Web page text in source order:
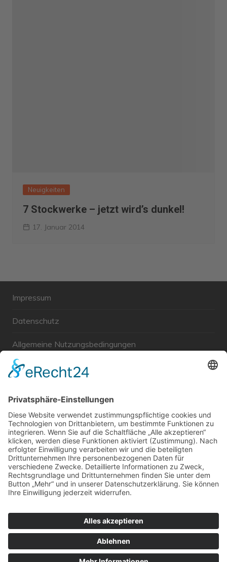
Neuigkeiten
7 Stockwerke – jetzt wird’s dunkel!
17. Januar 2014
Impressum
Datenschutz
Allgemeine Nutzungsbedingungen
Links
Unabhängige WählerGemeinschaft Gröbenzell
Wir sind ein Querschnitt der Gesellschaft bezüglich des
Alters, der Berufe, Herkunft, Interessen und Ansichten.
Bei uns kann man nicht Mitglied werden und wir haben
keine starren Strukturen, aber dafür viel Energie und
einen starken Willen Gröbenzell mitzugestalten.
Bei uns kann jeder Mensch mitmachen!